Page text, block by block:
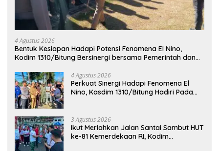
4 Agustus 2026
Bentuk Kesiapan Hadapi Potensi Fenomena El Nino,
Kodim 1310/Bitung Bersinergi bersama Pemerintah dan
Bencana
4 Agustus 2026
Perkuat Sinergi Hadapi Fenomena El
Nino, Kasdim 1310/Bitung Hadiri Pada
3 Agustus 2026
Ikut Meriahkan Jalan Santai Sambut HUT
ke-81 Kemerdekaan RI, Kodim